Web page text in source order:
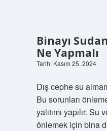
Binayı
Ne Yapmalı
Tarih: Kasım 25, 2024
Dış cephe su
Bu sorunları
yalıtımı yapılır.
önlemek için bina